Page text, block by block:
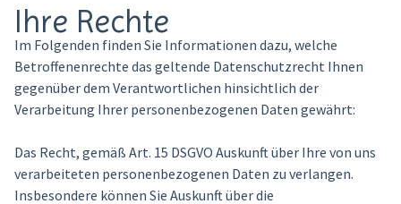
Ihre Rechte
Im Folgenden finden Sie Informationen dazu, welche
Betroffenenrechte das geltende Datenschutzrecht Ihnen
gegenüber dem Verantwortlichen hinsichtlich der
Verarbeitung Ihrer personenbezogenen Daten gewährt:
Das Recht, gemäß Art. 15 DSGVO Auskunft über Ihre von uns
verarbeiteten personenbezogenen Daten zu verlangen.
Insbesondere können Sie Auskunft über die